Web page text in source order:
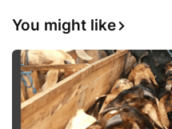
You might like